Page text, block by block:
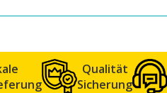
Qualität
Sicherung